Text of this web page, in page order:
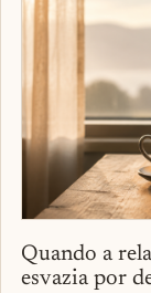
Quando a
esvazia por